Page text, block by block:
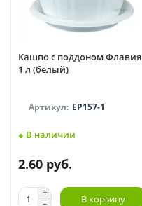
Кашпо с поддоном Флавия
1 л (белый)
EP157-1
● В наличии
2.60 руб.
В корзину